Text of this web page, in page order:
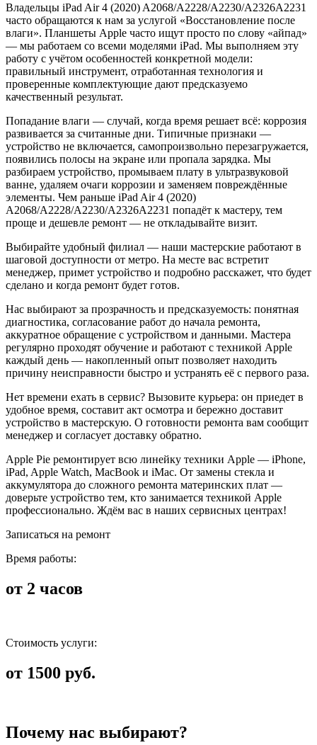
Владельцы iPad Air 4 (2020) A2068/A2228/A2230/A2326A2231
часто обращаются к нам за услугой «Восстановление после
влаги». Планшеты Apple часто ищут просто по слову «айпад»
— мы работаем со всеми моделями iPad. Мы выполняем эту
работу с учётом особенностей конкретной модели:
правильный инструмент, отработанная технология и
проверенные комплектующие дают предсказуемо
качественный результат.
Попадание влаги — случай, когда время решает всё: коррозия
развивается за считанные дни. Типичные признаки —
устройство не включается, самопроизвольно перезагружается,
появились полосы на экране или пропала зарядка. Мы
разбираем устройство, промываем плату в ультразвуковой
ванне, удаляем очаги коррозии и заменяем повреждённые
элементы. Чем раньше iPad Air 4 (2020)
A2068/A2228/A2230/A2326A2231 попадёт к мастеру, тем
проще и дешевле ремонт — не откладывайте визит.
Выбирайте удобный филиал — наши мастерские работают в
шаговой доступности от метро. На месте вас встретит
менеджер, примет устройство и подробно расскажет, что будет
сделано и когда ремонт будет готов.
Нас выбирают за прозрачность и предсказуемость: понятная
диагностика, согласование работ до начала ремонта,
аккуратное обращение с устройством и данными. Мастера
регулярно проходят обучение и работают с техникой Apple
каждый день — накопленный опыт позволяет находить
причину неисправности быстро и устранять её с первого раза.
Нет времени ехать в сервис? Вызовите курьера: он приедет в
удобное время, составит акт осмотра и бережно доставит
устройство в мастерскую. О готовности ремонта вам сообщит
менеджер и согласует доставку обратно.
Apple Pie ремонтирует всю линейку техники Apple — iPhone,
iPad, Apple Watch, MacBook и iMac. От замены стекла и
аккумулятора до сложного ремонта материнских плат —
доверьте устройство тем, кто занимается техникой Apple
профессионально. Ждём вас в наших сервисных центрах!
Записаться на ремонт
Время работы:
от 2 часов
Стоимость услуги:
от 1500 руб.
Почему нас выбирают?